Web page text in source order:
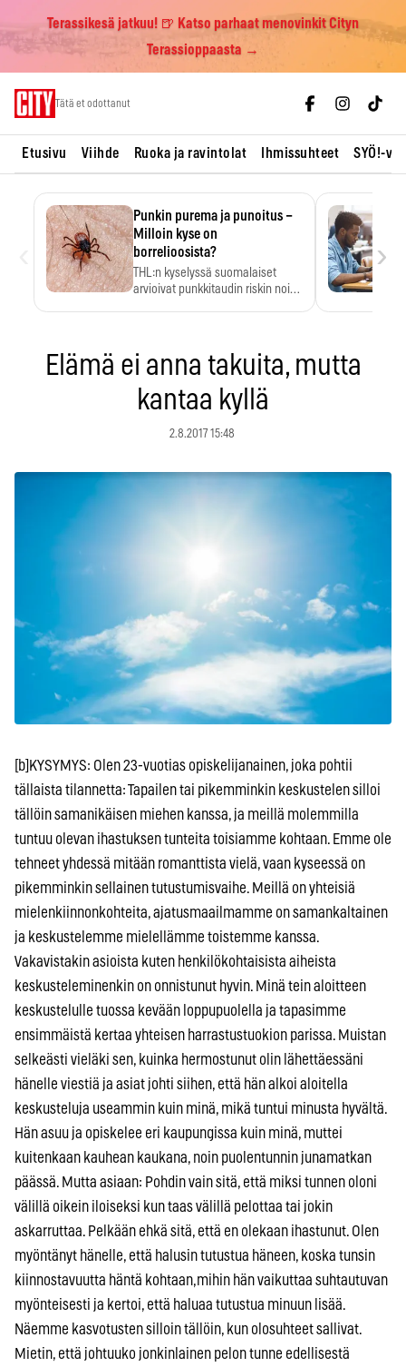
Terassikesä jatkuu! 🍺 Katso parhaat menovinkit Cityn
Terassioppaasta →
Tätä et odottanut
Etusivu Viihde Ruoka ja ravintolat Ihmissuhteet SYÖ!-
Punkin purema ja punoitus –
Milloin kyse on
borrelioosista?
THL:n kyselyssä suomalaiset
arvioivat punkkitaudin riskin noin
›
Elämä ei anna takuita, mutta
kantaa kyllä
2.8.2017 15:48
[b]KYSYMYS: Olen 23-vuotias opiskelijanainen, joka pohtii
tällaista tilannetta: Tapailen tai pikemminkin keskustelen silloi
tällöin samanikäisen miehen kanssa, ja meillä molemmilla
tuntuu olevan ihastuksen tunteita toisiamme kohtaan. Emme ole
tehneet yhdessä mitään romanttista vielä, vaan kyseessä on
pikemminkin sellainen tutustumisvaihe. Meillä on yhteisiä
mielenkiinnonkohteita, ajatusmaailmamme on samankaltainen
ja keskustelemme mielellämme toistemme kanssa.
Vakavistakin asioista kuten henkilökohtaisista aiheista
keskusteleminenkin on onnistunut hyvin. Minä tein aloitteen
keskustelulle tuossa kevään loppupuolella ja tapasimme
ensimmäistä kertaa yhteisen harrastustuokion parissa. Muistan
selkeästi vieläki sen, kuinka hermostunut olin lähettäessäni
hänelle viestiä ja asiat johti siihen, että hän alkoi aloitella
keskusteluja useammin kuin minä, mikä tuntui minusta hyvältä.
Hän asuu ja opiskelee eri kaupungissa kuin minä, muttei
kuitenkaan kauhean kaukana, noin puolentunnin junamatkan
päässä. Mutta asiaan: Pohdin vain sitä, että miksi tunnen oloni
välillä oikein iloiseksi kun taas välillä pelottaa tai jokin
askarruttaa. Pelkään ehkä sitä, että en olekaan ihastunut. Olen
myöntänyt hänelle, että halusin tutustua häneen, koska tunsin
kiinnostavuutta häntä kohtaan,mihin hän vaikuttaa suhtautuvan
myönteisesti ja kertoi, että haluaa tutustua minuun lisää.
Näemme kasvotusten silloin tällöin, kun olosuhteet sallivat.
Mietin, että johtuuko jonkinlainen pelon tunne edellisestä